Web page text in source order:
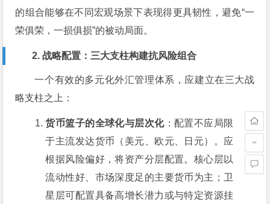
的组合能够在不同宏观场景下表现得更具韧性，避免“一
荣俱荣，一损俱损”的被动局面。
2. 战略配置：三大支柱构建抗风险组合
一个有效的多元化外汇管理体系，应建立在三大战
略支柱之上：
货币篮子的全球化与层次化：配置不应局限
于主流发达货币（美元、欧元、日元）。应
根据风险偏好，将资产分层配置。核心层以
流动性好、市场深度足的主要货币为主；卫
星层可配置具备高增长潜力或与特定资源挂